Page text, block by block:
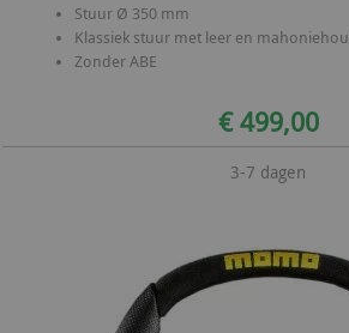
Stuur Ø 350 mm
Klassiek stuur met leer en
Zonder ABE
€ 499,00
3-7 dagen